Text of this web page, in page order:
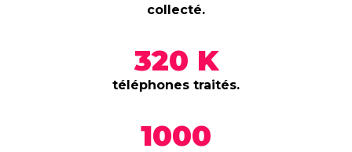
collecté.
320 K
téléphones traités.
1000